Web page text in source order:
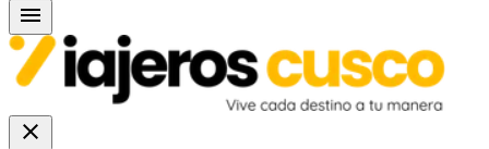
menu
close